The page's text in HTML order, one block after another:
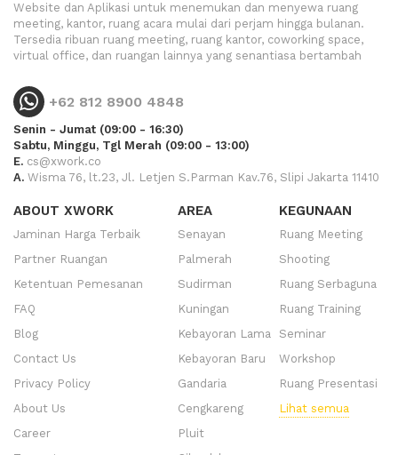
Website dan Aplikasi untuk menemukan dan menyewa ruang
meeting, kantor, ruang acara mulai dari perjam hingga bulanan.
Tersedia ribuan ruang meeting, ruang kantor, coworking space,
virtual office, dan ruangan lainnya yang senantiasa bertambah
+62 812 8900 4848
Senin - Jumat (09:00 - 16:30)
Sabtu, Minggu, Tgl Merah (09:00 - 13:00)
E. cs@xwork.co
A. Wisma 76, lt.23, Jl. Letjen S.Parman Kav.76, Slipi Jakarta 11410
ABOUT XWORK
Jaminan Harga Terbaik
Partner Ruangan
Ketentuan Pemesanan
FAQ
Blog
Contact Us
Privacy Policy
About Us
Career
AREA
Senayan
Palmerah
Sudirman
Kuningan
Kebayoran Lama
Kebayoran Baru
Gandaria
Cengkareng
Pluit
KEGUNAAN
Ruang Meeting
Shooting
Ruang Serbaguna
Ruang Training
Seminar
Workshop
Ruang Presentasi
Lihat semua